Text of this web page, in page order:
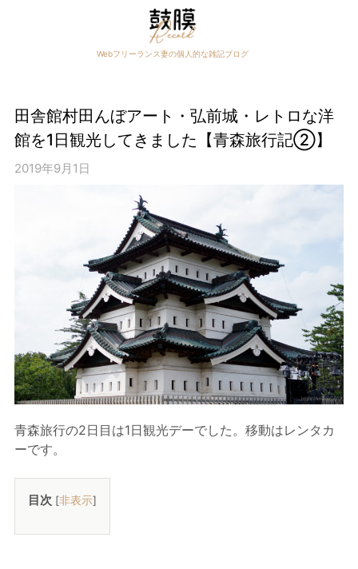
Webフリーランス妻の個人的な雑記ブログ
田舎館村田んぼアート・弘前城・レトロな洋
館を1日観光してきました【青森旅行記②】
2019年9月1日
青森旅行の2日目は1日観光デーでした。移動はレンタカ
ーです。
目次 [非表示]